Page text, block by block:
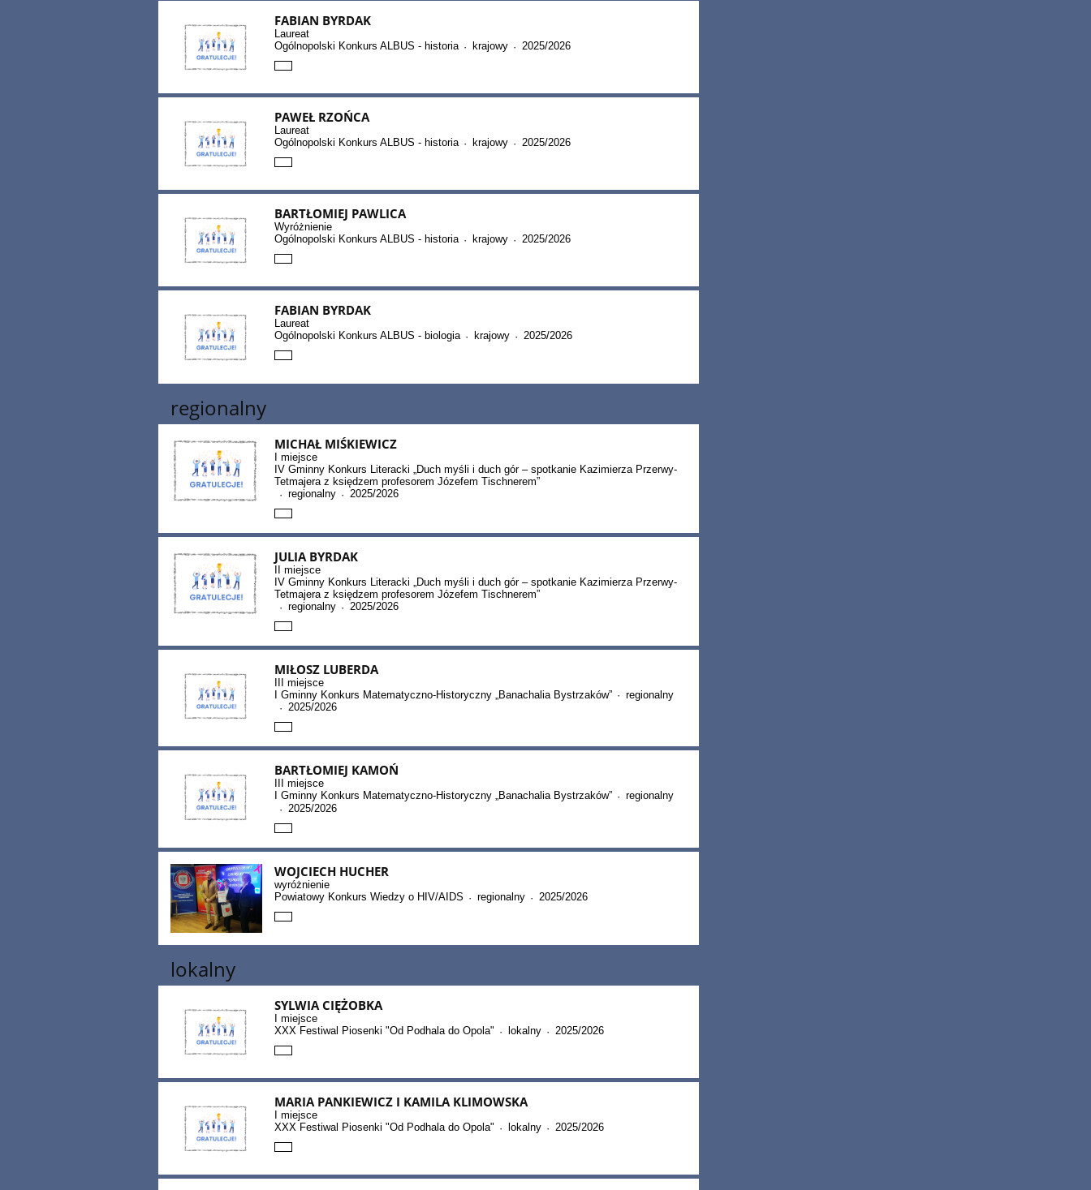
FABIAN BYRDAK
Laureat
Ogólnopolski Konkurs ALBUS - historia · krajowy · 2025/2026
PAWEŁ RZOŃCA
Laureat
Ogólnopolski Konkurs ALBUS - historia · krajowy · 2025/2026
BARTŁOMIEJ PAWLICA
Wyróżnienie
Ogólnopolski Konkurs ALBUS - historia · krajowy · 2025/2026
FABIAN BYRDAK
Laureat
Ogólnopolski Konkurs ALBUS - biologia · krajowy · 2025/2026
regionalny
MICHAŁ MIŚKIEWICZ
I miejsce
IV Gminny Konkurs Literacki „Duch myśli i duch gór – spotkanie Kazimierza Przerwy-
Tetmajera z księdzem profesorem Józefem Tischnerem”
· regionalny · 2025/2026
JULIA BYRDAK
II miejsce
IV Gminny Konkurs Literacki „Duch myśli i duch gór – spotkanie Kazimierza Przerwy-
Tetmajera z księdzem profesorem Józefem Tischnerem”
· regionalny · 2025/2026
MIŁOSZ LUBERDA
III miejsce
I Gminny Konkurs Matematyczno-Historyczny „Banachalia Bystrzaków” · regionalny
· 2025/2026
BARTŁOMIEJ KAMOŃ
III miejsce
I Gminny Konkurs Matematyczno-Historyczny „Banachalia Bystrzaków” · regionalny
· 2025/2026
WOJCIECH HUCHER
wyróżnienie
Powiatowy Konkurs Wiedzy o HIV/AIDS · regionalny · 2025/2026
lokalny
SYLWIA CIĘŻOBKA
I miejsce
XXX Festiwal Piosenki "Od Podhala do Opola" · lokalny · 2025/2026
MARIA PANKIEWICZ I KAMILA KLIMOWSKA
I miejsce
XXX Festiwal Piosenki "Od Podhala do Opola" · lokalny · 2025/2026